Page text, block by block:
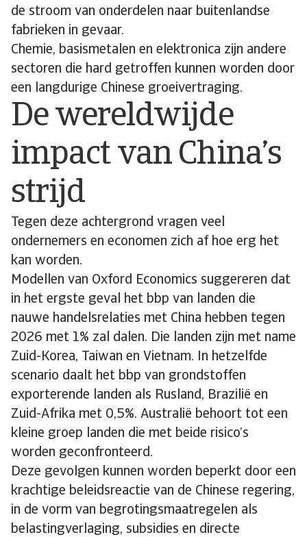
de stroom van onderdelen naar buitenlandse
fabrieken in gevaar.
Chemie, basismetalen en elektronica zijn andere
sectoren die hard getroffen kunnen worden door
een langdurige Chinese groeivertraging.
De wereldwijde
impact van China’s
strijd
Tegen deze achtergrond vragen veel
ondernemers en economen zich af hoe erg het
kan worden.
Modellen van Oxford Economics suggereren dat
in het ergste geval het bbp van landen die
nauwe handelsrelaties met China hebben tegen
2026 met 1% zal dalen. Die landen zijn met name
Zuid-Korea, Taiwan en Vietnam. In hetzelfde
scenario daalt het bbp van grondstoffen
exporterende landen als Rusland, Brazilië en
Zuid-Afrika met 0,5%. Australië behoort tot een
kleine groep landen die met beide risico’s
worden geconfronteerd.
Deze gevolgen kunnen worden beperkt door een
krachtige beleidsreactie van de Chinese regering,
in de vorm van begrotingsmaatregelen als
belastingverlaging, subsidies en directe